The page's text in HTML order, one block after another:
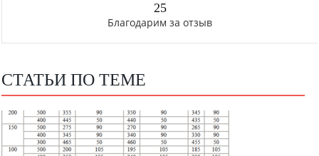
25
Благодарим за отзыв
СТАТЬИ ПО ТЕМЕ